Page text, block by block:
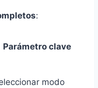
:
Parámetro clave
modo